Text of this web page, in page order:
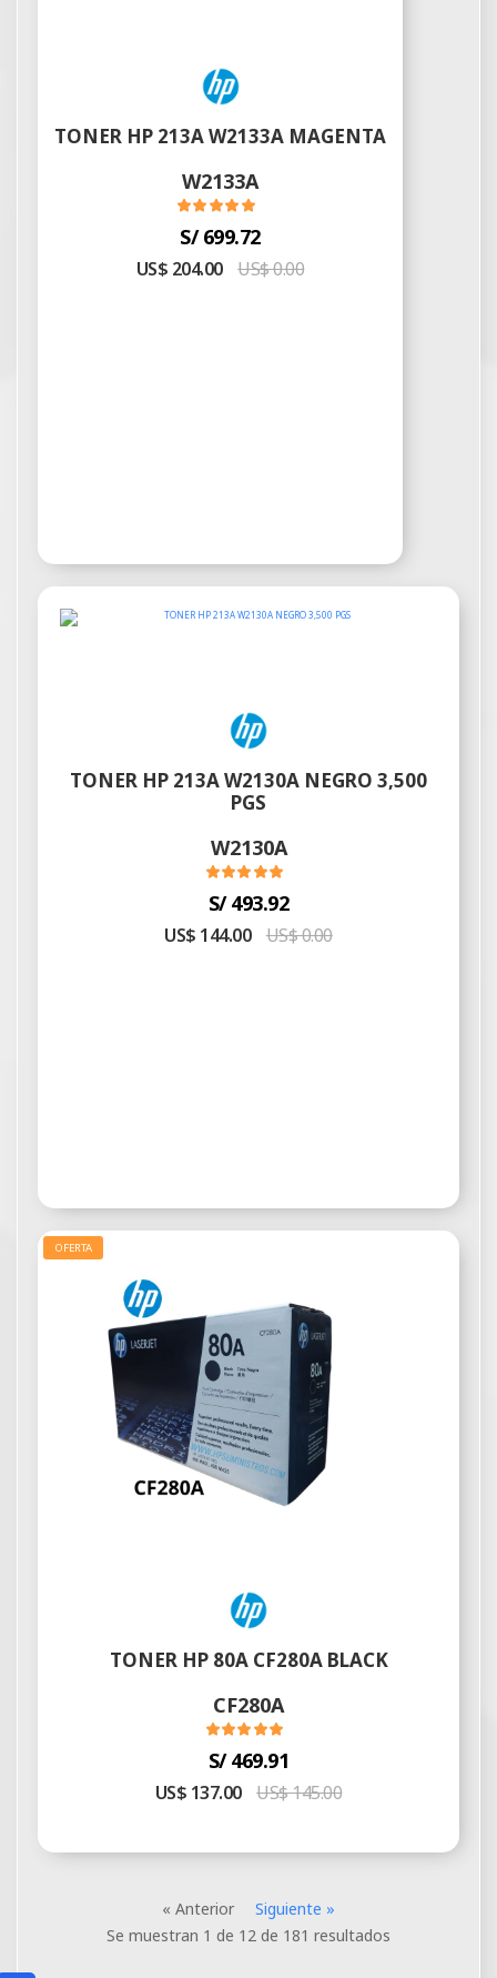
TONER HP 213A W2133A MAGENTA
W2133A
S/ 699.72
US$ 204.00 US$ 0.00
TONER HP 213A W2130A NEGRO 3,500
PGS
W2130A
S/ 493.92
US$ 144.00 US$ 0.00
OFERTA
TONER HP 80A CF280A BLACK
CF280A
S/ 469.91
US$ 137.00 US$ 145.00
« Anterior
Siguiente »
Se muestran 1 de 12 de 181 resultados